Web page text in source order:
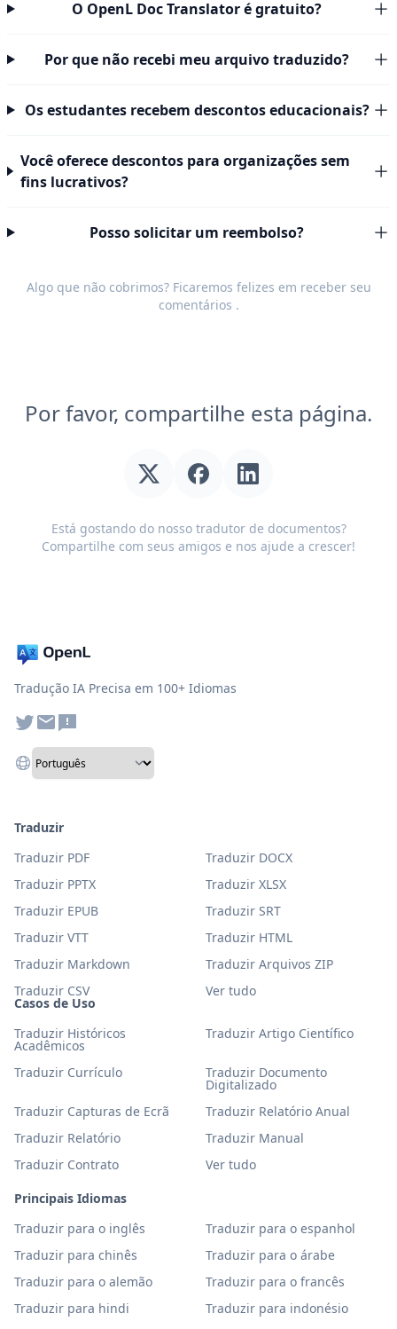
O OpenL Doc Translator é gratuito?
Por que não recebi meu arquivo traduzido?
Os estudantes recebem descontos educacionais?
Você oferece descontos para organizações sem
fins lucrativos?
Posso solicitar um reembolso?
Algo que não cobrimos? Ficaremos felizes em receber seu
comentários .
Por favor, compartilhe esta página.
Está gostando do nosso tradutor de documentos?
Compartilhe com seus amigos e nos ajude a crescer!
Tradução IA Precisa em 100+ Idiomas
Casos de Uso
Traduzir Históricos
Acadêmicos
Traduzir Artigo Científico
Traduzir Currículo Traduzir Documento
Digitalizado
Traduzir Capturas de Ecrã
Traduzir Relatório Anual
Traduzir Relatório
Traduzir Manual
Traduzir Contrato
Ver tudo
Principais Idiomas
Traduzir para o inglês
Traduzir para o espanhol
Traduzir para chinês
Traduzir para o árabe
Traduzir para o alemão
Traduzir para o francês
Traduzir para hindi
Traduzir para indonésio
Traduzir
Traduzir PDF
Traduzir DOCX
Traduzir PPTX
Traduzir XLSX
Traduzir EPUB
Traduzir SRT
Traduzir VTT
Traduzir HTML
Traduzir Markdown
Traduzir Arquivos ZIP
Traduzir CSV
Ver tudo